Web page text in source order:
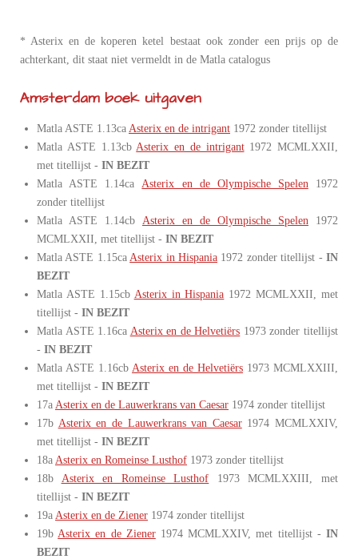
* Asterix en de koperen ketel bestaat ook zonder een prijs op de
achterkant, dit staat niet vermeldt in de Matla catalogus
Amsterdam boek uitgaven
Matla ASTE 1.13ca Asterix en de intrigant 1972 zonder titellijst
Matla ASTE 1.13cbAsterix en de intrigant1972 MCMLXXII,
met titellijst - IN BEZIT
Matla ASTE 1.14caAsterix en de Olympische Spelen1972
zonder titellijst
Matla ASTE 1.14cb Asterix en de Olympische Spelen 1972
MCMLXXII, met titellijst - IN BEZIT
Matla ASTE 1.15caAsterix in Hispania 1972 zonder titellijst -IN
BEZIT
Matla ASTE 1.15cb Asterix in Hispania 1972 MCMLXXII, met
titellijst - IN BEZIT
Matla ASTE 1.16ca Asterix en de Helvetiërs 1973 zonder titellijst
- IN BEZIT
Matla ASTE 1.16cb Asterix en de Helvetiërs 1973 MCMLXXIII,
met titellijst - IN BEZIT
17a Asterix en de Lauwerkrans van Caesar 1974 zonder titellijst
17b Asterix en de Lauwerkrans van Caesar1974 MCMLXXIV,
met titellijst - IN BEZIT
18a Asterix en Romeinse Lusthof 1973 zonder titellijst
18b Asterix en Romeinse Lusthof 1973 MCMLXXIII, met
titellijst - IN BEZIT
19a Asterix en de Ziener 1974 zonder titellijst
19bAsterix en de Ziener1974 MCMLXXIV, met titellijst -IN
BEZIT